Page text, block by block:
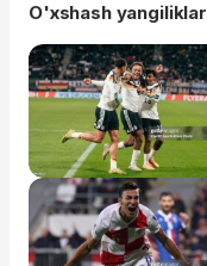
O'xshash yangiliklar